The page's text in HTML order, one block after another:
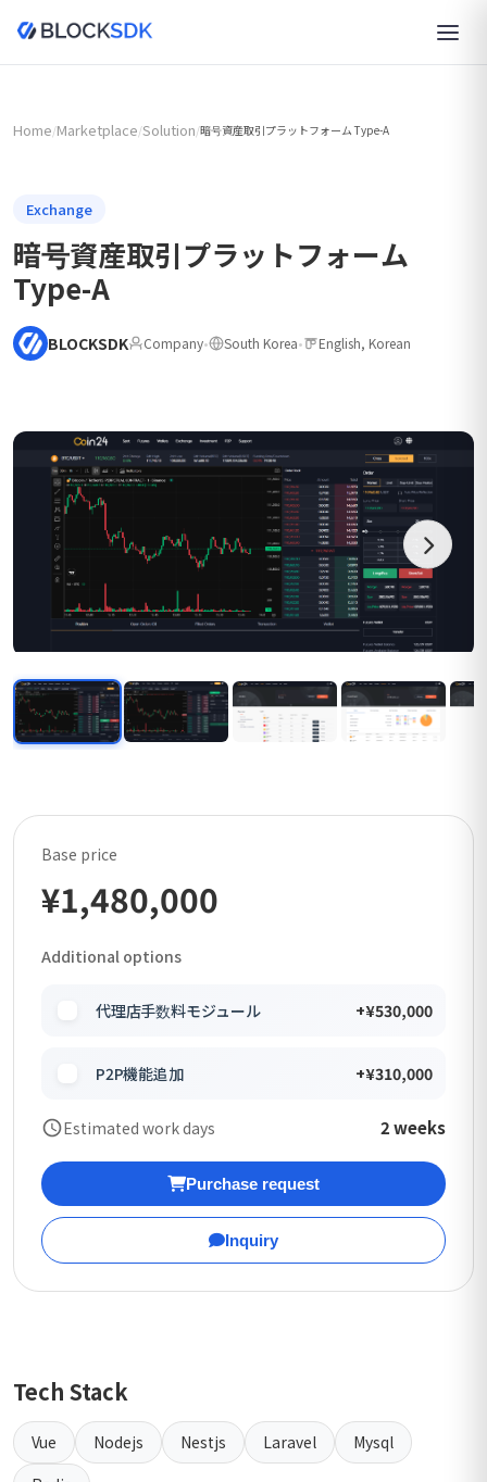
Home/Marketplace/Solution/暗号資産取引プラットフォーム Type-A
Exchange
暗号資産取引プラットフォーム
Type-A
BLOCKSDK Company• South Korea• English, Korean
Base price
¥1,480,000
Additional options
代理店手数料モジュール +¥530,000
P2P機能追加 +¥310,000
Estimated work days 2 weeks
Purchase request
Inquiry
Tech Stack
Vue Nodejs Nestjs Laravel
Mysql